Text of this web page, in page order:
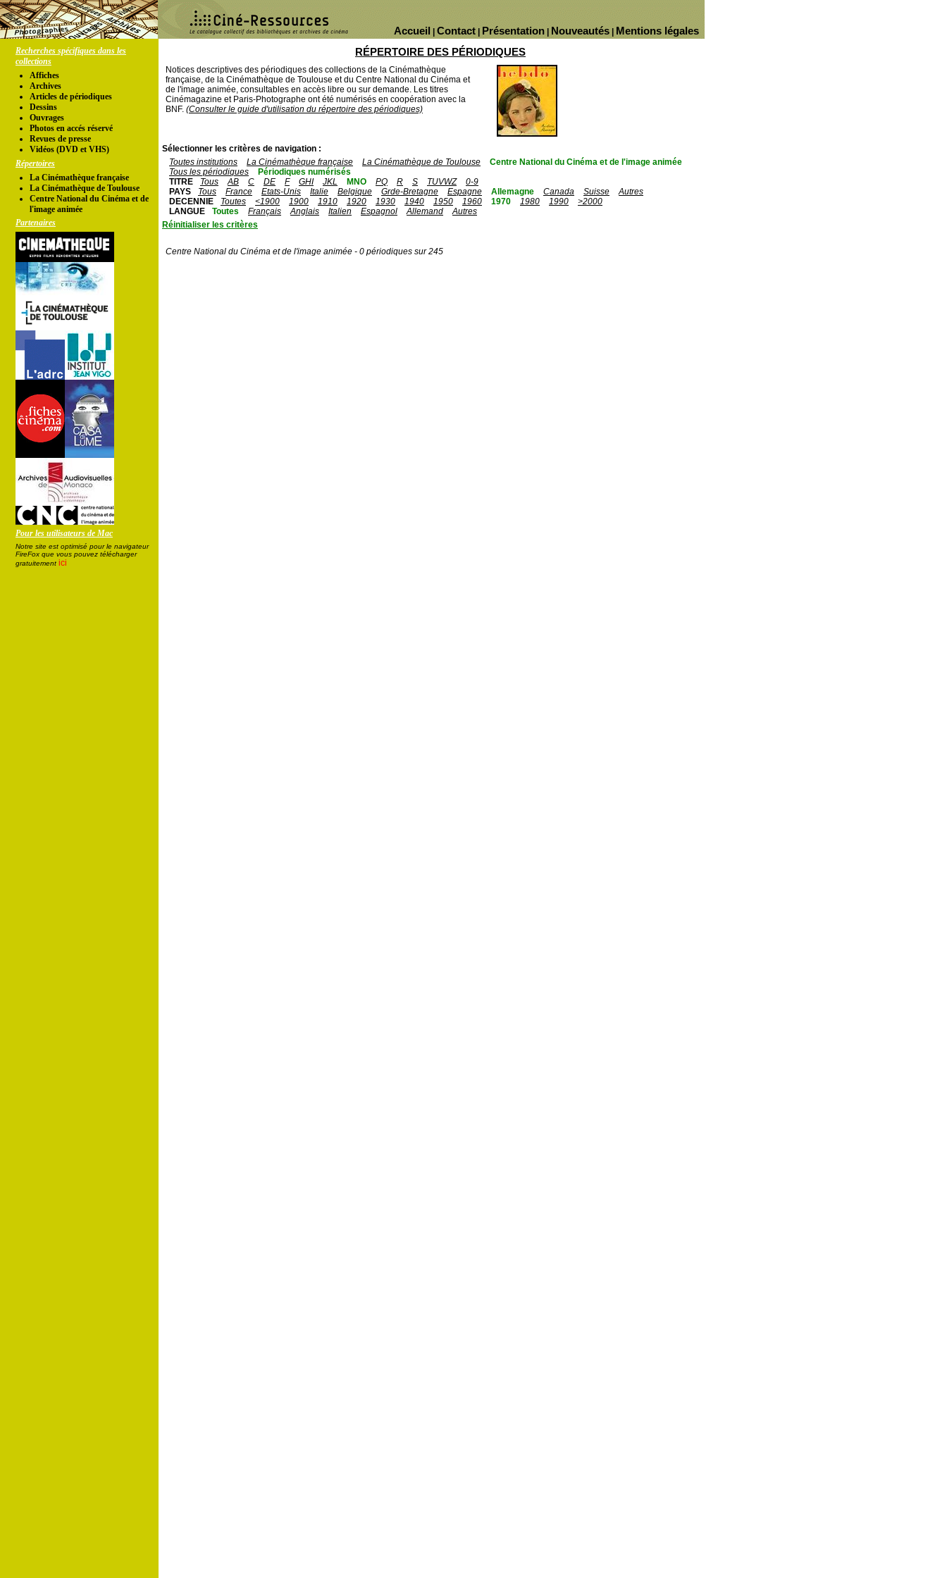
Mentions légales
Nouveautés
Présentation
Contact
Accueil
Recherches spécifiques dans les
collections
Affiches
Archives
Articles de périodiques
Dessins
Ouvrages
Photos en accés réservé
Revues de presse
Vidéos (DVD et VHS)
Répertoires
La Cinémathèque française
La Cinémathèque de Toulouse
Centre National du Cinéma et de
l'image animée
Partenaires
Pour les utilisateurs de Mac
Notre site est optimisé pour le navigateur
FireFox que vous pouvez télécharger
gratuitement ici
RÉPERTOIRE DES PÉRIODIQUES
Notices descriptives des périodiques des collections de la Cinémathèque
française, de la Cinémathèque de Toulouse et du Centre National du Cinéma et
de l'image animée, consultables en accès libre ou sur demande. Les titres
Cinémagazine et Paris-Photographe ont été numérisés en coopération avec la
BNF. (Consulter le guide d'utilisation du répertoire des périodiques)
Sélectionner les critères de navigation :
Toutes institutions
La Cinémathèque française La Cinémathèque de Toulouse
Centre National du Cinéma et de l'image animée
Tous les périodiques
Périodiques numérisés
TITRE
Tous AB C DE F GHI JKL MNO PQ R S TUVWZ
0-9
PAYS
Tous France Etats-Unis Italie Belgique Grde-Bretagne Espagne Allemagne Canada Suisse
Autres
DECENNIE
Toutes <1900 1900 1910 1920 1930 1940 1950 1960 1970 1980 1990
>2000
LANGUE
Toutes Français Anglais Italien Espagnol Allemand
Autres
Réinitialiser les critères
Centre National du Cinéma et de l'image animée - 0 périodiques sur 245